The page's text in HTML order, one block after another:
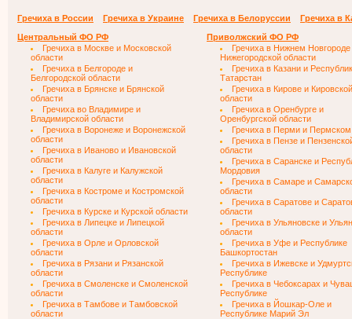
Гречиха в России Гречиха в Украине Гречиха в Белоруссии
Гречиха в
Центральный ФО РФ
Гречиха в Москве и Московской
области
Гречиха в Белгороде и
Белгородской области
Гречиха в Брянске и Брянской
области
Гречиха во Владимире и
Владимирской области
Гречиха в Воронеже и Воронежской
области
Гречиха в Иваново и Ивановской
области
Гречиха в Калуге и Калужской
области
Гречиха в Костроме и Костромской
области
Гречиха в Курске и Курской области
Гречиха в Липецке и Липецкой
области
Гречиха в Орле и Орловской
области
Гречиха в Рязани и Рязанской
области
Гречиха в Смоленске и Смоленской
области
Гречиха в Тамбове и Тамбовской
области
Приволжский ФО РФ
Гречиха в Нижнем Новгороде
Нижегородской области
Гречиха в Казани и
Татарстан
Гречиха в Кирове и Кировской
области
Гречиха в Оренбурге и
Оренбургской области
Гречиха в Перми и Пермском
Гречиха в Пензе и
области
Гречиха в Саранске и
Мордовия
Гречиха в Самаре и
области
Гречиха в Саратове и
области
Гречиха в Ульяновске и
области
Гречиха в Уфе и Республике
Башкортостан
Гречиха в Ижевске и
Республике
Гречиха в Чебоксарах и
Республике
Гречиха в Йошкар-Оле и
Республике Марий Эл